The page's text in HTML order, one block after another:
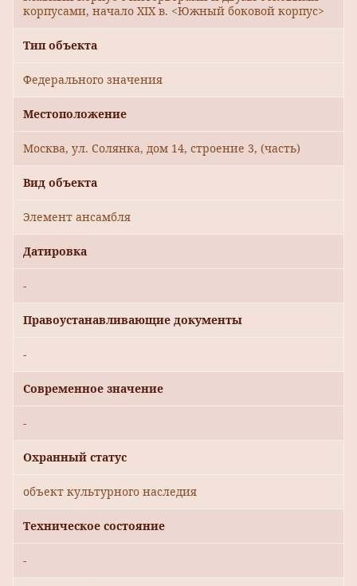
корпусами, начало XIX в. <Южный боковой корпус>
Тип объекта
Федерального значения
Местоположение
Москва, ул. Солянка, дом 14, строение 3, (часть)
Вид объекта
Элемент ансамбля
Датировка
-
Правоустанавливающие документы
-
Современное значение
-
Охранный статус
объект культурного наследия
Техническое состояние
-